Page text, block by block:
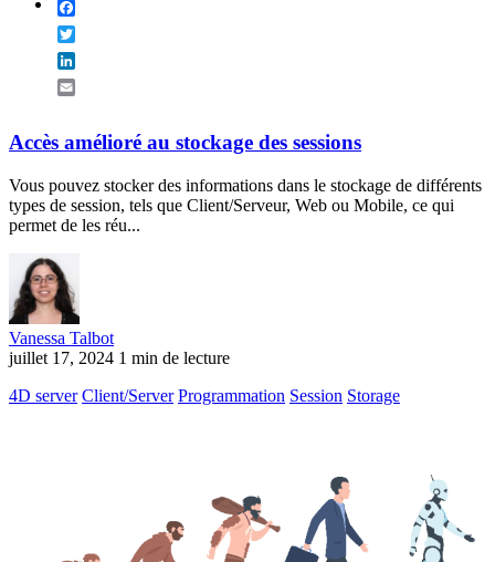
Accès amélioré au stockage des sessions
Vous pouvez stocker des informations dans le stockage de différents
types de session, tels que Client/Serveur, Web ou Mobile, ce qui
permet de les réu...
Vanessa Talbot
juillet 17, 2024 1 min de lecture
4D server Client/Server Programmation Session Storage